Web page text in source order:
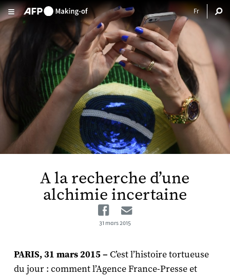
Aller au contenu principal
A la recherche d’une
alchimie incertaine
Facebook
31 mars 2015
PARIS, 31 mars 2015 – C’est l’histoire tortueuse
du jour : comment l’Agence France-Presse et